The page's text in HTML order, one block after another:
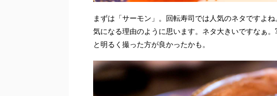
まずは「サーモン」。回転寿司では人気のネタですよ
気になる理由のように思います。ネタ大きいですなぁ
と明るく撮った方が良かったかも。